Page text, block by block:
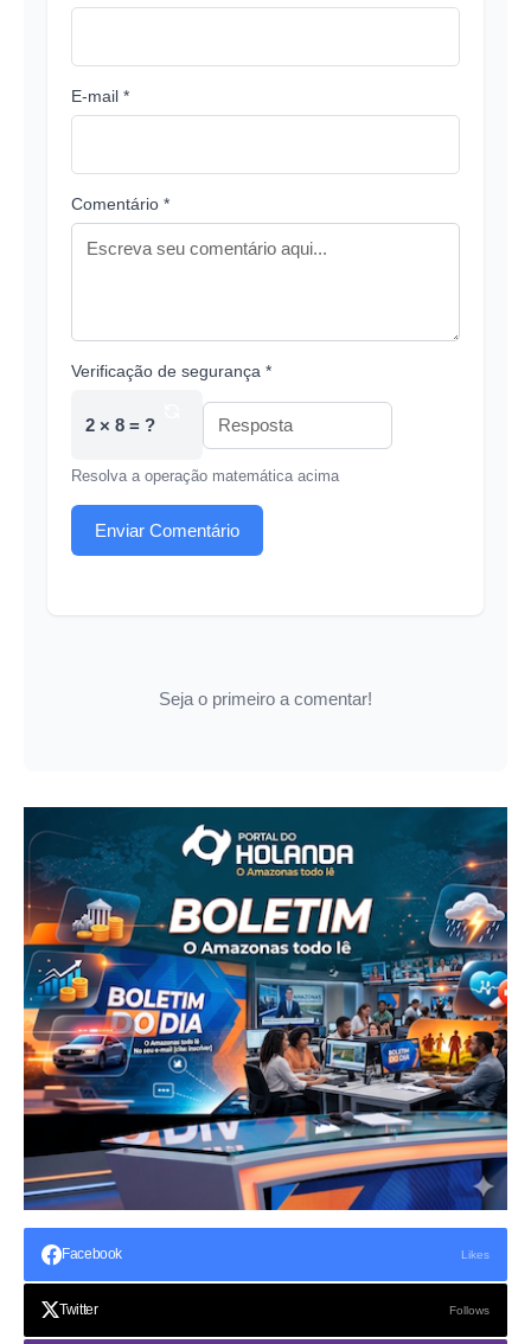
E-mail *
Comentário *
Verificação de segurança *
2 × 8 = ?
Resolva a operação matemática acima
Enviar Comentário
Seja o primeiro a comentar!
Facebook Likes
Twitter Follows